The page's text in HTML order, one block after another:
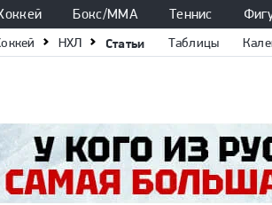
Бокс/ММА Теннис
НХЛ Статьи Таблицы